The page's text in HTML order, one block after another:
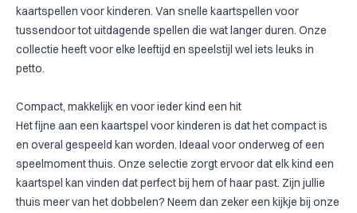
kaartspellen voor kinderen. Van snelle kaartspellen voor
tussendoor tot uitdagende spellen die wat langer duren. Onze
collectie heeft voor elke leeftijd en speelstijl wel iets leuks in
petto.
Compact, makkelijk en voor ieder kind een hit
Het fijne aan een kaartspel voor kinderen is dat het compact is
en overal gespeeld kan worden. Ideaal voor onderweg of een
speelmoment thuis. Onze selectie zorgt ervoor dat elk kind een
kaartspel kan vinden dat perfect bij hem of haar past. Zijn jullie
thuis meer van het dobbelen? Neem dan zeker een kijkje bij onze